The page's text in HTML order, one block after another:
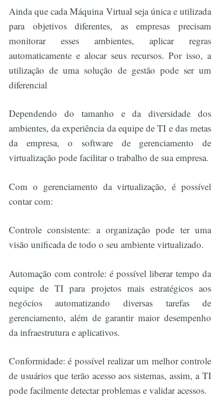
Ainda que cada Máquina Virtual seja única e utilizada
para objetivos diferentes, as empresas precisam
monitorar esses ambientes, aplicar regras
automaticamente e alocar seus recursos. Por isso, a
utilização de uma solução de gestão pode ser um
diferencial
Dependendo do tamanho e da diversidade dos
ambientes, da experiência da equipe de TI e das metas
da empresa, o software de gerenciamento de
virtualização pode facilitar o trabalho de sua empresa.
Com o gerenciamento da virtualização, é possível
contar com:
Controle consistente: a organização pode ter uma
visão unificada de todo o seu ambiente virtualizado.
Automação com controle: é possível liberar tempo da
equipe de TI para projetos mais estratégicos aos
negócios automatizando diversas tarefas de
gerenciamento, além de garantir maior desempenho
da infraestrutura e aplicativos.
Conformidade: é possível realizar um melhor controle
de usuários que terão acesso aos sistemas, assim, a TI
pode facilmente detectar problemas e validar acessos.